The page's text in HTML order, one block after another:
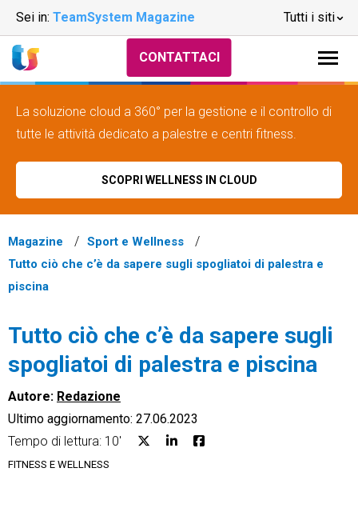
Sei in: TeamSystem Magazine Tutti i siti
CRM
CONTATTACI
La soluzione cloud a 360° per la gestione e il controllo di
tutte le attività dedicato a palestre e centri fitness.
SCOPRI WELLNESS IN CLOUD
Magazine
Sport e Wellness
Tutto ciò che c’è da sapere sugli spogliatoi di palestra e
piscina
Tutto ciò che c’è da sapere sugli
spogliatoi di palestra e piscina
Autore: Redazione
Ultimo aggiornamento: 27.06.2023
Tempo di lettura: 10'
FITNESS E WELLNESS